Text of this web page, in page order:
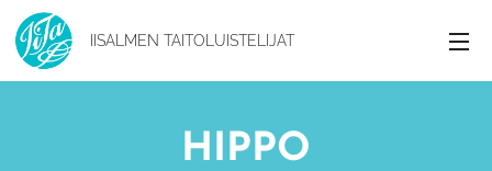
IISALMEN TAITOLUISTELIJAT
HIPPO